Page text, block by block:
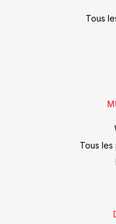
Tous
Tous